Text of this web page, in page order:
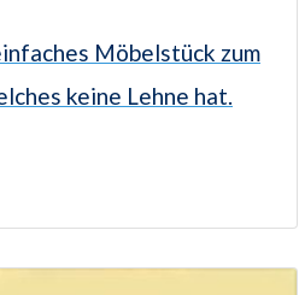
Möbelstück zum
keine Lehne hat.